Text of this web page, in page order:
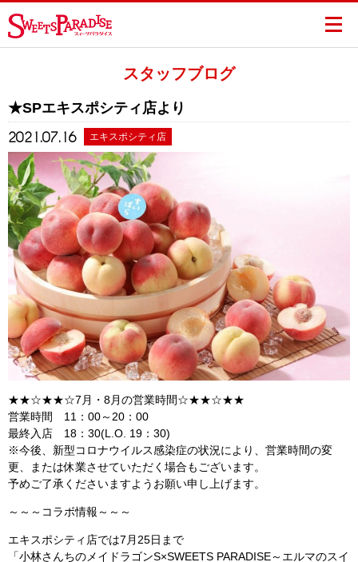
スタッフブログ
★SPエキスポシティ店より
2021.07.16 エキスポシティ店
★★☆★★☆7月・8月の営業時間☆★★☆★★
営業時間 11：00～20：00
最終入店 18：30(L.O. 19：30)
※今後、新型コロナウイルス感染症の状況により、営業時間の変
更、または休業させていただく場合もございます。
予めご了承くださいますようお願い申し上げます。
～～～コラボ情報～～～
エキスポシティ店では7月25日まで
「小林さんちのメイドラゴンS×SWEETS PARADISE～エルマのスイ